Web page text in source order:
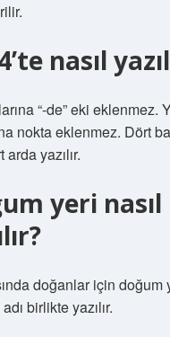
nasıl
“-de” eki eklenmez.
nokta eklenmez. Dört
arda yazılır.
yeri nasıl
doğanlar için doğum
birlikte yazılır.